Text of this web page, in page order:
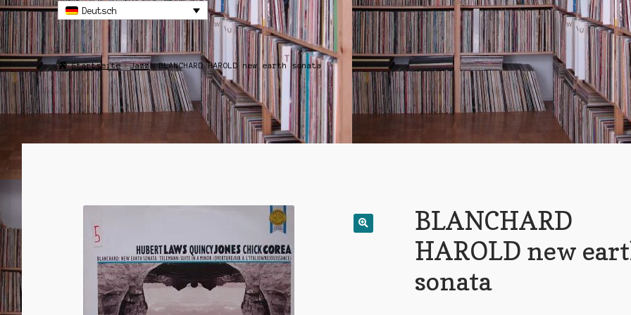
Deutsch
Startseite Jazz BLANCHARD HAROLD new earth sonata
BLANCHARD
HAROLD new
sonata